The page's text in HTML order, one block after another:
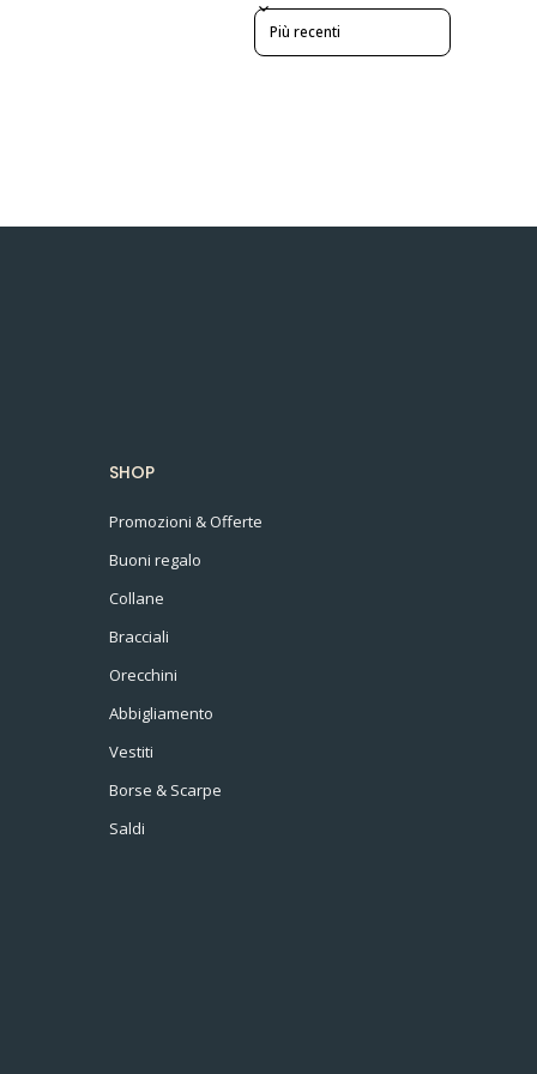
Sort reviews by
SHOP
Promozioni & Offerte
Buoni regalo
Collane
Bracciali
Orecchini
Abbigliamento
Vestiti
Borse & Scarpe
Saldi